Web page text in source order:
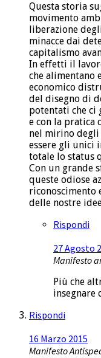
Questa storia
movimento
liberazione
minacce dai
capitalismo
In effetti il
che alimentano
economico
del disegno di
potentati che ci
e con la pratica
nel mirino degli
essere gli unici
totale lo status
Con un grande
queste odiose
delle nostre
Rispondi
27 Agosto
Manifesto
Più che
insegnare
Rispondi
16 Marzo 2015
Manifesto